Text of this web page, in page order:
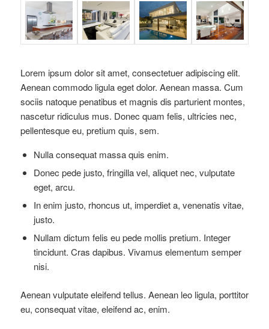
Lorem ipsum dolor sit amet, consectetuer adipiscing elit.
Aenean commodo ligula eget dolor. Aenean massa. Cum
sociis natoque penatibus et magnis dis parturient montes,
nascetur ridiculus mus. Donec quam felis, ultricies nec,
pellentesque eu, pretium quis, sem.
Nulla consequat massa quis enim.
Donec pede justo, fringilla vel, aliquet nec, vulputate
eget, arcu.
In enim justo, rhoncus ut, imperdiet a, venenatis vitae,
justo.
Nullam dictum felis eu pede mollis pretium. Integer
tincidunt. Cras dapibus. Vivamus elementum semper
nisi.
Aenean vulputate eleifend tellus. Aenean leo ligula, porttitor
eu, consequat vitae, eleifend ac, enim.